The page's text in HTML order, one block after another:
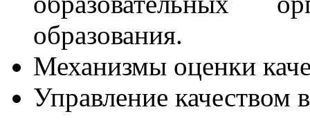
образования.
Механизмы оценки
Управление качеством